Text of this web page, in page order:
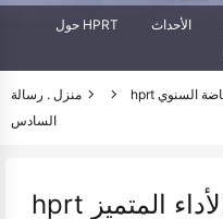
حول HPRT الأحداث
منزل . رسالة
hprt تحتفل روح الفريق والأداء المتميز في يوم الرياضة السنوي
السادس
hprt تحتفل روح الفريق والأداء المتميز